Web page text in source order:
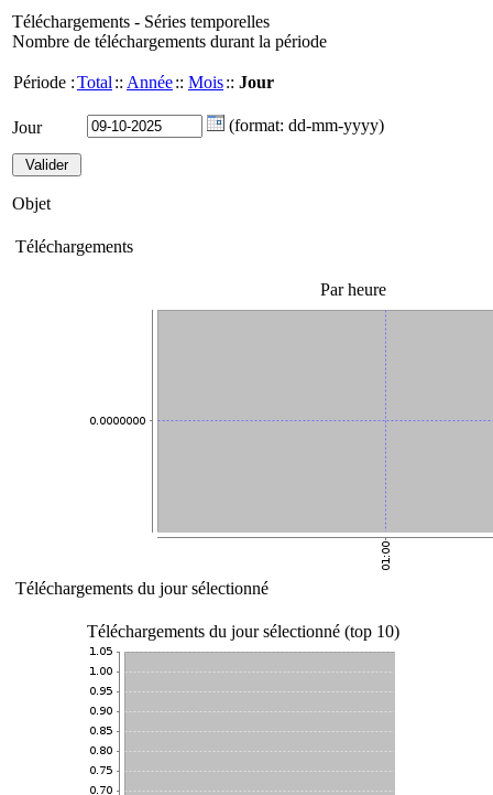
Téléchargements - Séries temporelles
Nombre de téléchargements durant la période
Période :Total :: Année:: Mois:: Jour
Jour (format: dd-mm-yyyy)
Objet
Téléchargements
Par heure
Téléchargements du jour sélectionné
Téléchargements du jour sélectionné (top 10)